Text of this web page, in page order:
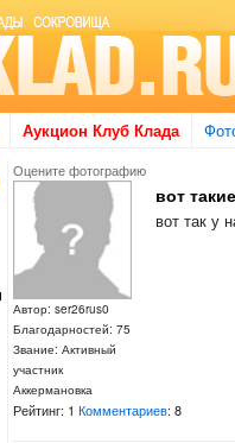
Аукцион Клуб Клада
Оцените фотографию
Автор: ser26rus0
Благодарностей: 75
Звание: Активный
участник
Аккермановка
вот
вот так у
Рейтинг: 1Комментариев: 8